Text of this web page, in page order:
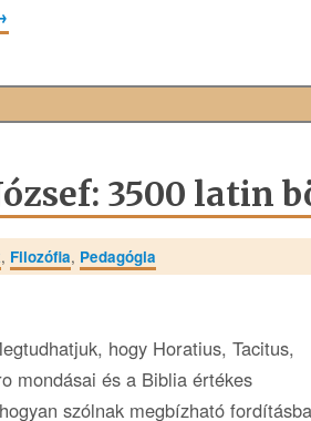
3500 latin
, Filozófia, Pedagógia
hogy Horatius, Tacitus,
mondásai és a Biblia értékes
szólnak megbízható